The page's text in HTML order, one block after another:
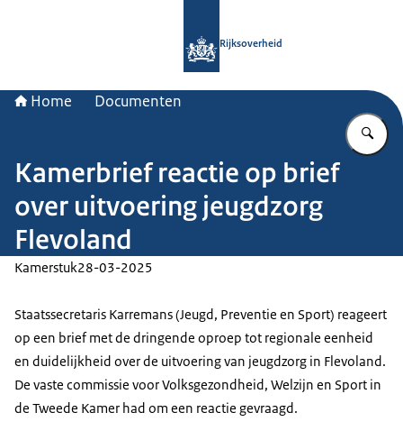
Rijksoverheid
Home Documenten
Kamerbrief reactie op brief
over uitvoering jeugdzorg
Flevoland
Kamerstuk28-03-2025
Staatssecretaris Karremans (Jeugd, Preventie en Sport) reageert
op een brief met de dringende oproep tot regionale eenheid
en duidelijkheid over de uitvoering van jeugdzorg in Flevoland.
De vaste commissie voor Volksgezondheid, Welzijn en Sport in
de Tweede Kamer had om een reactie gevraagd.